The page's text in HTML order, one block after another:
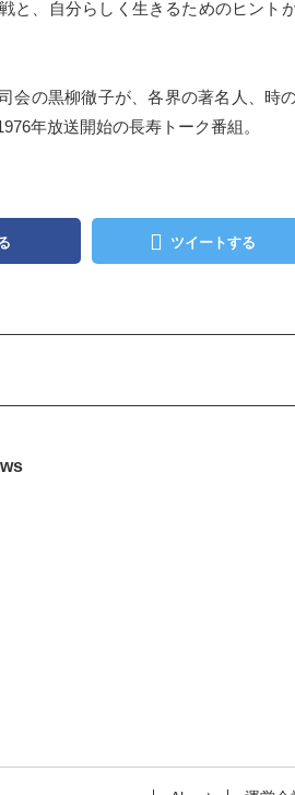
と、自分らしく生きるためのヒント
会の黒柳徹子が、各界の著名人、時
年放送開始の長寿トーク番組。
ツイートする